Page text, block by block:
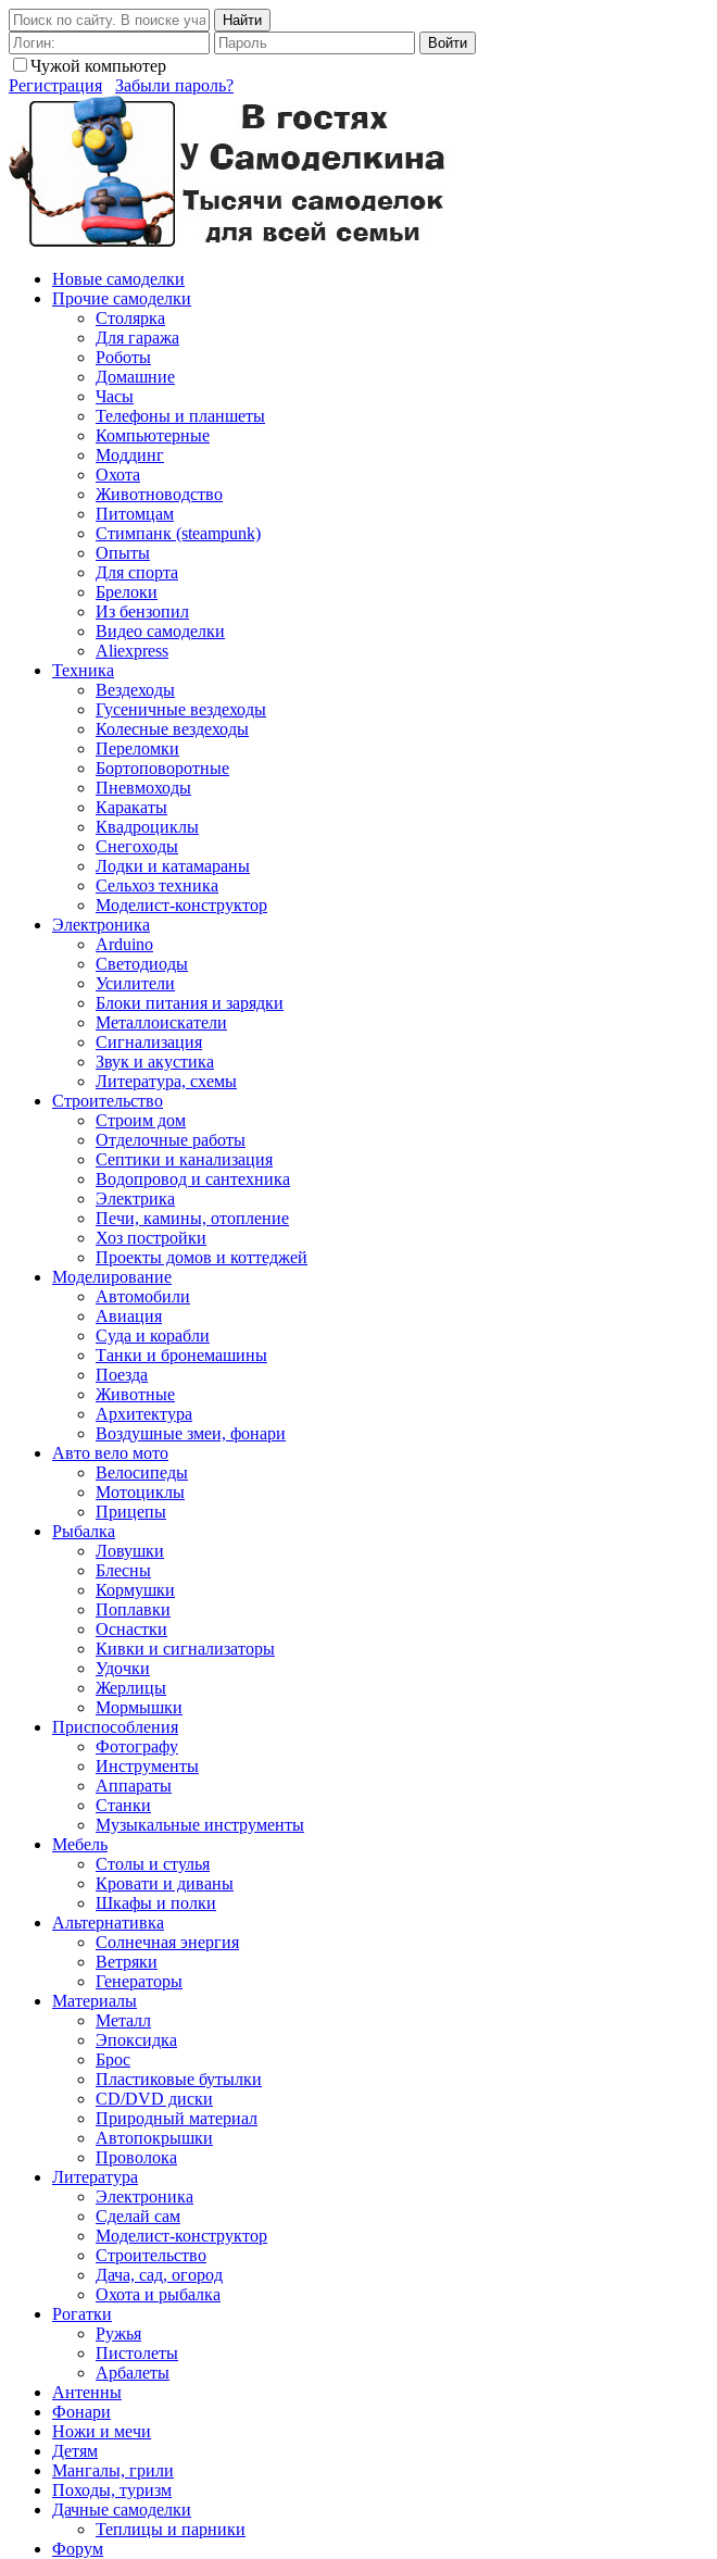
Найти
Войти
Чужой компьютер
Регистрация
Забыли пароль?
Новые самоделки
Прочие самоделки
Столярка
Для гаража
Роботы
Домашние
Часы
Телефоны и планшеты
Компьютерные
Моддинг
Охота
Животноводство
Питомцам
Стимпанк (steampunk)
Опыты
Для спорта
Брелоки
Из бензопил
Видео самоделки
Aliexpress
Техника
Вездеходы
Гусеничные вездеходы
Колесные вездеходы
Переломки
Бортоповоротные
Пневмоходы
Каракаты
Квадроциклы
Снегоходы
Лодки и катамараны
Сельхоз техника
Моделист-конструктор
Электроника
Arduino
Светодиоды
Усилители
Блоки питания и зарядки
Металлоискатели
Сигнализация
Звук и акустика
Литература, схемы
Строительство
Строим дом
Отделочные работы
Септики и канализация
Водопровод и сантехника
Электрика
Печи, камины, отопление
Хоз постройки
Проекты домов и коттеджей
Моделирование
Автомобили
Авиация
Суда и корабли
Танки и бронемашины
Поезда
Животные
Архитектура
Воздушные змеи, фонари
Авто вело мото
Велосипеды
Мотоциклы
Прицепы
Рыбалка
Ловушки
Блесны
Кормушки
Поплавки
Оснастки
Кивки и сигнализаторы
Удочки
Жерлицы
Мормышки
Приспособления
Фотографу
Инструменты
Аппараты
Станки
Музыкальные инструменты
Мебель
Столы и стулья
Кровати и диваны
Шкафы и полки
Альтернативка
Солнечная энергия
Ветряки
Генераторы
Материалы
Металл
Эпоксидка
Брос
Пластиковые бутылки
CD/DVD диски
Природный материал
Автопокрышки
Проволока
Литература
Электроника
Сделай сам
Моделист-конструктор
Строительство
Дача, сад, огород
Охота и рыбалка
Рогатки
Ружья
Пистолеты
Арбалеты
Антенны
Фонари
Ножи и мечи
Детям
Мангалы, грили
Походы, туризм
Дачные самоделки
Теплицы и парники
Форум